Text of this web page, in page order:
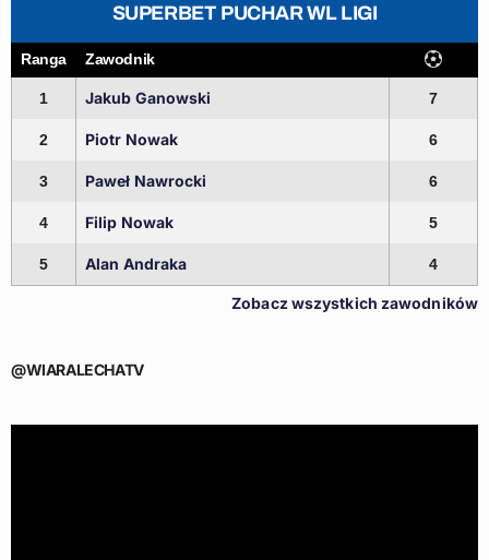
SUPERBET PUCHAR WL LIGI
Ranga Zawodnik
1 Jakub Ganowski 7
2 Piotr Nowak 6
3 Paweł Nawrocki 6
4 Filip Nowak 5
5 Alan Andraka 4
Zobacz wszystkich zawodników
@WIARALECHATV